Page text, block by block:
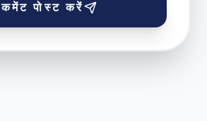
कमेंट पोस्ट करें